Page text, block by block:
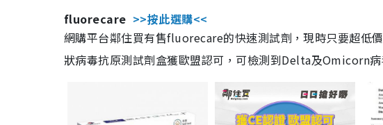
fluorecare >>按此選購<<
網購平台鄰住買有售fluorecare的快速測試劑，現時只要超低
狀病毒抗原測試劑盒獲歐盟認可，可檢測到Delta及Omicorn